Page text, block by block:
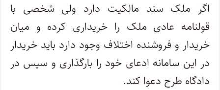
اگر ملک سند مالکیت دارد ولی شخصی با
قولنامه عادی ملک را خریداری کرده و میان
خریدار و فروشنده اختلاف وجود دارد باید خریدار
در این سامانه ادعای خود را بارگذاری و سپس در
دادگاه طرح دعوا کند.